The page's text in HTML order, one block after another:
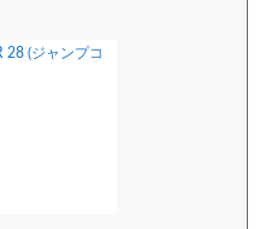
28 (ジャンプコ